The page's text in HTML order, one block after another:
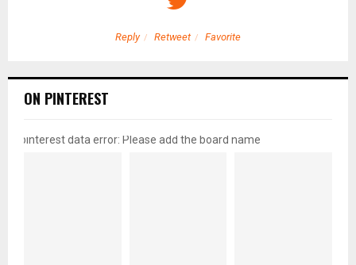
Reply Retweet Favorite
ON PINTEREST
pinterest data error: Please add the board name